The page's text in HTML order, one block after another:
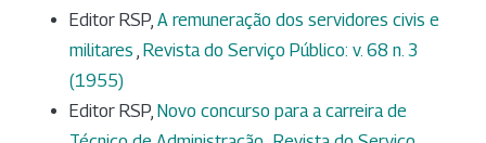
Editor RSP, A remuneração dos servidores civis e
militares , Revista do Serviço Público: v. 68 n. 3
(1955)
Editor RSP, Novo concurso para a carreira de